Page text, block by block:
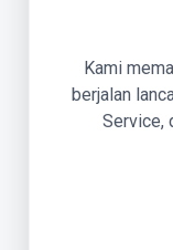
Kami
berjalan
Service,